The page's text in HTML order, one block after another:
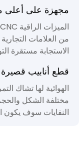
مجهزة على أعلى
من العلامات
الاستجابة مستقرة
قطع أنابيب
الهوائية لها تشاك
مختلفة الشكل
النفايات سوف يكون